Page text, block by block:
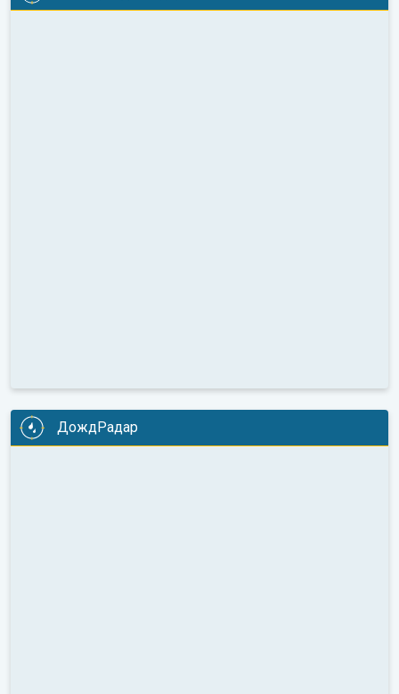
ДождРадар